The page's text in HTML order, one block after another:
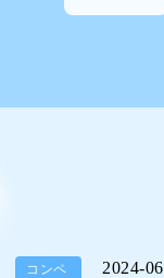
コンペ 2024-